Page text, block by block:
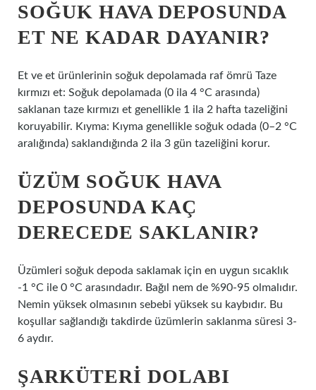
SOĞUK HAVA DEPOSUNDA
ET NE KADAR DAYANIR?
Et ve et ürünlerinin soğuk depolamada raf ömrü Taze
kırmızı et: Soğuk depolamada (0 ila 4 °C arasında)
saklanan taze kırmızı et genellikle 1 ila 2 hafta tazeliğini
koruyabilir. Kıyma: Kıyma genellikle soğuk odada (0–2 °C
aralığında) saklandığında 2 ila 3 gün tazeliğini korur.
ÜZÜM SOĞUK HAVA
DEPOSUNDA KAÇ
DERECEDE SAKLANIR?
Üzümleri soğuk depoda saklamak için en uygun sıcaklık
-1 °C ile 0 °C arasındadır. Bağıl nem de %90-95 olmalıdır.
Nemin yüksek olmasının sebebi yüksek su kaybıdır. Bu
koşullar sağlandığı takdirde üzümlerin saklanma süresi 3-
6 aydır.
ŞARKÜTERI DOLABI